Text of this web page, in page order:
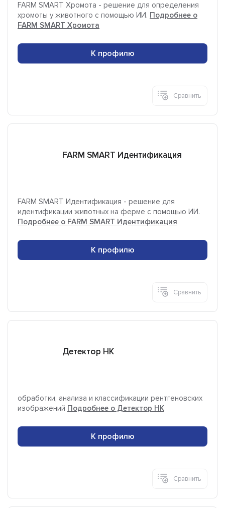
FARM SMART Хромота - решение для определения
хромоты у животного с помощью ИИ. Подробнее о
FARM SMART Хромота
К профилю
Сравнить
FARM SMART Идентификация
FARM SMART Идентификация - решение для
идентификации животных на ферме с помощью ИИ.
Подробнее о FARM SMART Идентификация
К профилю
Сравнить
Детектор НК
обработки, анализа и классификации рентгеновских
изображений Подробнее о Детектор НК
К профилю
Сравнить